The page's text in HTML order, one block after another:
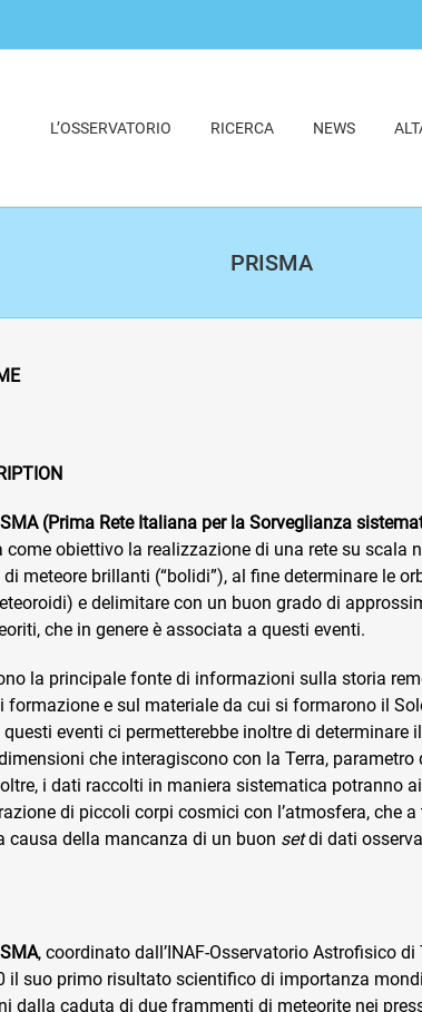
L’OSSERVATORIO RICERCA NEWS
PRISMA
(Prima Rete Italiana per la Sorveglianza
come obiettivo la realizzazione di una rete su scala
di meteore brillanti (“bolidi”), al fine determinare le
e delimitare con un buon grado di
che in genere è associata a questi eventi.
la principale fonte di informazioni sulla storia
formazione e sul materiale da cui si formarono il
eventi ci permetterebbe inoltre di determinare
che interagiscono con la Terra, parametro
i dati raccolti in maniera sistematica potranno
di piccoli corpi cosmici con l’atmosfera, che
causa della mancanza di un buon setdi dati
, coordinato dall’INAF-Osservatorio Astrofisico
il suo primo risultato scientifico di importanza
dalla caduta di due frammenti di meteorite nei